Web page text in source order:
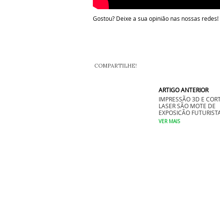
Gostou? Deixe a sua opinião nas nossas redes!
COMPARTILHE!
ARTIGO ANTERIOR
IMPRESSÃO 3D E
LASER SÃO MOTE DE
EXPOSIÇÃO
VER MAIS